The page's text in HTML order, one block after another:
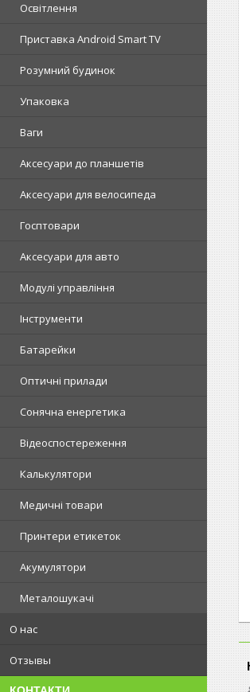
Освітлення
Приставка Android Smart TV
Розумний будинок
Упаковка
Ваги
Аксесуари до планшетів
Аксесуари для велосипеда
Госптовари
Аксесуари для авто
Модулі управління
Інструменти
Батарейки
Оптичні прилади
Сонячна енергетика
Відеоспостереження
Калькулятори
Медичні товари
Принтери етикеток
Акумулятори
Металошукачі
О нас
Отзывы